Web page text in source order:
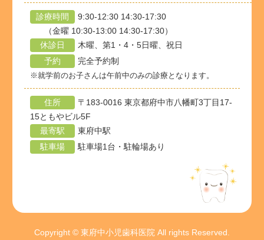
診療時間
9:30-12:30 14:30-17:30
（金曜 10:30-13:00 14:30-17:30）
休診日
木曜、第1・4・5日曜、祝日
予約
完全予約制
※就学前のお子さんは午前中のみの診療となります。
住所
〒183-0016 東京都府中市八幡町3丁目17-
15ともやビル5F
最寄駅
東府中駅
駐車場
駐車場1台・駐輪場あり
Copyright © 東府中小児歯科医院 All rights Reserved.